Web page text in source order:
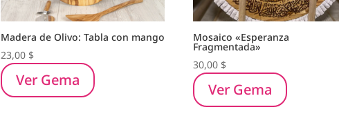
Madera de Olivo: Tabla con mango
23,00 $
Ver Gema
Mosaico «Esperanza
Fragmentada»
30,00 $
Ver Gema